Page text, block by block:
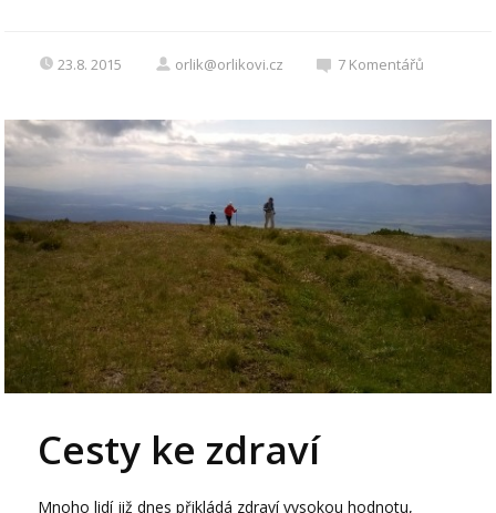
23.8. 2015 orlik@orlikovi.cz 7 Komentářů
Cesty ke zdraví
Mnoho lidí již dnes přikládá zdraví vysokou hodnotu,